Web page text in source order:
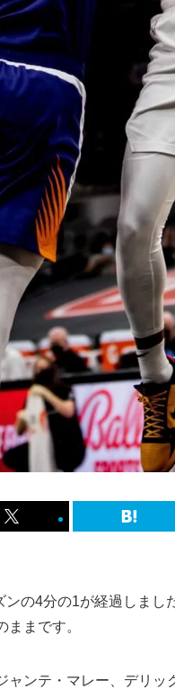
の4分の1が経過しまし
ままです。
ャンテ・マレー、デリ